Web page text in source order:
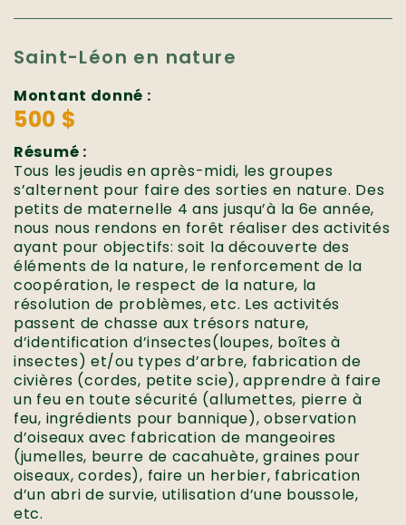
Saint-Léon en nature
Montant donné :
500 $
Résumé :
Tous les jeudis en après-midi, les groupes
s’alternent pour faire des sorties en nature. Des
petits de maternelle 4 ans jusqu’à la 6e année,
nous nous rendons en forêt réaliser des activités
ayant pour objectifs: soit la découverte des
éléments de la nature, le renforcement de la
coopération, le respect de la nature, la
résolution de problèmes, etc. Les activités
passent de chasse aux trésors nature,
d’identification d’insectes(loupes, boîtes à
insectes) et/ou types d’arbre, fabrication de
civières (cordes, petite scie), apprendre à faire
un feu en toute sécurité (allumettes, pierre à
feu, ingrédients pour bannique), observation
d’oiseaux avec fabrication de mangeoires
(jumelles, beurre de cacahuète, graines pour
oiseaux, cordes), faire un herbier, fabrication
d’un abri de survie, utilisation d’une boussole,
etc.